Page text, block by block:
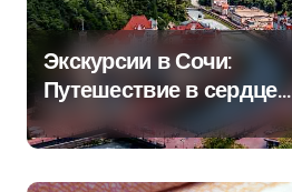
Экскурсии в Сочи:
Путешествие в сердце
Черноморского курорта